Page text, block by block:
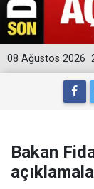
08 Ağustos 2026
Bakan